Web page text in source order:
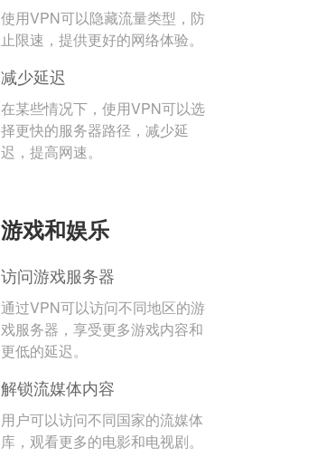
使用VPN可以隐藏流量类型，防
止限速，提供更好的网络体验。
减少延迟
在某些情况下，使用VPN可以选
择更快的服务器路径，减少延
迟，提高网速。
游戏和娱乐
访问游戏服务器
通过VPN可以访问不同地区的游
戏服务器，享受更多游戏内容和
更低的延迟。
解锁流媒体内容
用户可以访问不同国家的流媒体
库，观看更多的电影和电视剧。